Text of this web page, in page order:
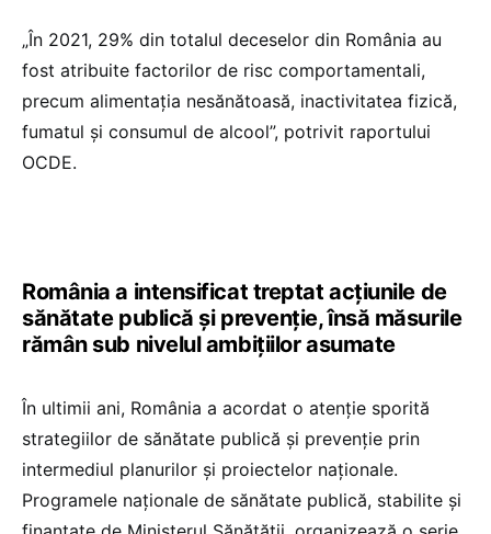
„În 2021, 29% din totalul deceselor din România au
fost atribuite factorilor de risc comportamentali,
precum alimentația nesănătoasă, inactivitatea fizică,
fumatul și consumul de alcool”, potrivit raportului
OCDE.
România a intensificat treptat acțiunile de
sănătate publică și prevenție, însă măsurile
rămân sub nivelul ambițiilor asumate
În ultimii ani, România a acordat o atenție sporită
strategiilor de sănătate publică și prevenție prin
intermediul planurilor și proiectelor naționale.
Programele naționale de sănătate publică, stabilite și